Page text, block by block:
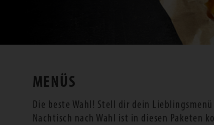
MENÜS
Die beste Wahl! Stell dir dein
Nachtisch nach Wahl ist in diesen Paketen